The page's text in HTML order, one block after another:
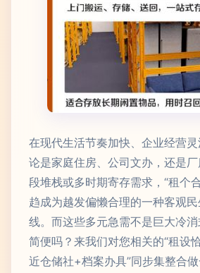
在现代生活节奏加快、企业经营
论是家庭住房、公司文办，还是
段堆栈或多时期寄存需求，“租个
趋成为越发偏懒合理的一种客观
线。而这些多元急需不是巨大冷
简便吗？来我们对您相关的“租设
近仓储社+档案办具”同步集整合